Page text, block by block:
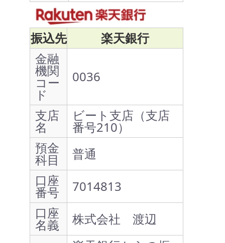
振込先
楽天銀行
金融
機関
コー
ド
0036
支店
名
ビート支店（支店
番号210）
預金
科目
普通
口座
番号
7014813
口座
名義
株式会社 渡辺